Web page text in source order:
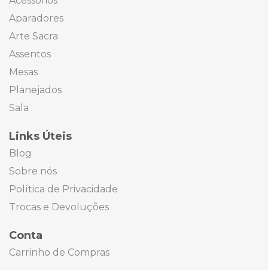
Aparadores
Arte Sacra
Assentos
Mesas
Planejados
Sala
Links Úteis
Blog
Sobre nós
Política de Privacidade
Trocas e Devoluções
Conta
Carrinho de Compras